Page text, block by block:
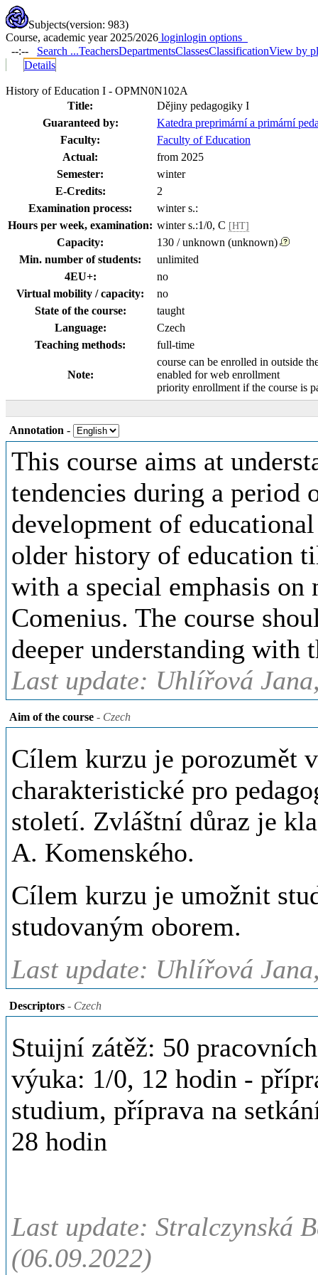
Subjects(version: 983)
Course, academic year 2025/2026 loginlogin options
--:--
Search ...TeachersDepartmentsClassesClassificationView by
Details
History of Education I - OPMN0N102A
Title:
Dějiny pedagogiky I
Guaranteed by:
Katedra preprimární a primární
Faculty:
Faculty of Education
Actual:
from 2025
Semester:
winter
E-Credits:
2
Examination process:
winter s.:
Hours per week, examination: winter s.:1/0, C [HT]
Capacity:
130 / unknown (unknown)
Min. number of students:
unlimited
4EU+:
no
Virtual mobility / capacity:
no
State of the course:
taught
Language:
Czech
Teaching methods:
full-time
Note:
course can be enrolled in outside
enabled for web enrollment
priority enrollment if the course is
Annotation -
This course aims at
tendencies during a period
development of
older history of education
with a special emphasis
Comenius. The course
deeper understanding with
Last update: Uhlířová
Aim of the course - Czech
Cílem kurzu je porozumět
charakteristické pro
století. Zvláštní důraz je
A. Komenského.
Cílem kurzu je umožnit
studovaným oborem.
Last update: Uhlířová
Descriptors - Czech
Stuijní zátěž: 50
výuka: 1/0, 12 hodin -
studium, příprava na
28 hodin
Last update: Stralczynská
(06.09.2022)